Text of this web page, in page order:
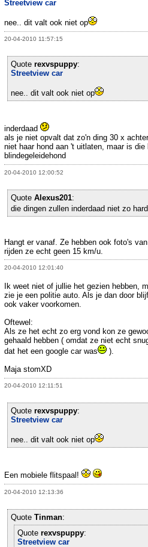
Streetview car
nee.. dit valt ook niet op
20-04-2010 11:57:15
Quote rexvspuppy:
Streetview car
nee.. dit valt ook niet op
inderdaad
als je niet opvalt dat zo'n ding 30 x
niet haar hond aan 't uitlaten, maar is die
blindegeleidehond
20-04-2010 12:00:52
Quote Alexus201:
die dingen zullen inderdaad niet zo
Hangt er vanaf. Ze hebben ook foto's
rijden ze echt geen 15 km/u.
20-04-2010 12:01:40
Ik weet niet of jullie het gezien hebben,
zie je een politie auto. Als je dan door
ook vaker voorkomen.
Oftewel:
Als ze het echt zo erg vond kon ze
gehaald hebben ( omdat ze niet echt
dat het een google car was
).
Maja stomXD
20-04-2010 12:11:51
Quote rexvspuppy:
Streetview car
nee.. dit valt ook niet op
Een mobiele flitspaal!
20-04-2010 12:13:36
Quote Tinman:
Quote rexvspuppy:
Streetview car